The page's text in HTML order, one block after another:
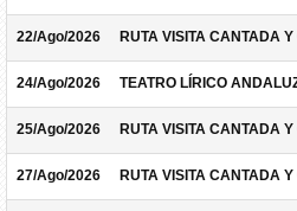
22/Ago/2026 RUTA VISITA CANTADA
24/Ago/2026 TEATRO LÍRICO
25/Ago/2026 RUTA VISITA CANTADA
27/Ago/2026 RUTA VISITA CANTADA